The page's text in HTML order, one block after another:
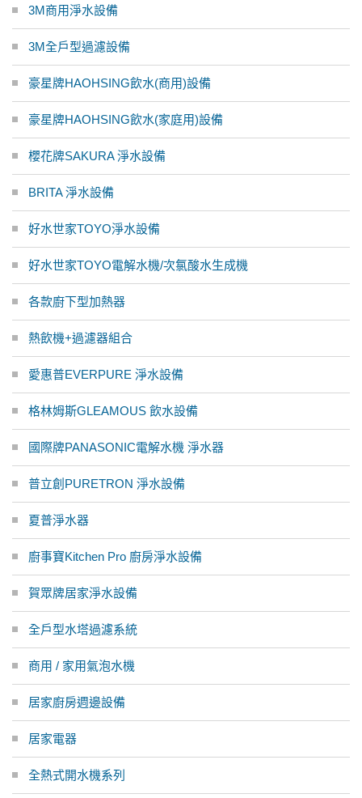
3M商用淨水設備
3M全戶型過濾設備
豪星牌HAOHSING飲水(商用)設備
豪星牌HAOHSING飲水(家庭用)設備
櫻花牌SAKURA 淨水設備
BRITA 淨水設備
好水世家TOYO淨水設備
好水世家TOYO電解水機/次氯酸水生成機
各款廚下型加熱器
熱飲機+過濾器組合
愛惠普EVERPURE 淨水設備
格林姆斯GLEAMOUS 飲水設備
國際牌PANASONIC電解水機 淨水器
普立創PURETRON 淨水設備
夏普淨水器
廚事寶Kitchen Pro 廚房淨水設備
賀眾牌居家淨水設備
全戶型水塔過濾系統
商用 / 家用氣泡水機
居家廚房週邊設備
居家電器
全熱式開水機系列